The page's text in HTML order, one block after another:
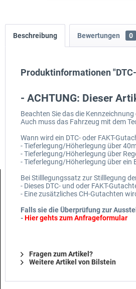
Beschreibung Bewertungen 0
Produktinformationen
- ACHTUNG: Dieser
Beachten Sie das die
Auch muss das Fahrzeug mit dem
Wann wird ein DTC- oder FAKT-
- Tieferlegung/Höherlegung über
- Tieferlegung/Höherlegung über
- Tieferlegung/Höherlegung über ein
Bei Stilllegungssatz zur Stilllegung
- Dieses DTC- und oder FAKT-
- Eine zusätzliches CH-Gutachten
Falls sie die Überprüfung zur
-Hier gehts zum Anfrageformular
Fragen zum Artikel?
Weitere Artikel von Bilstein